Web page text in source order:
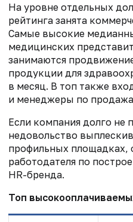
На уровне отдельных
рейтинга занята
Самые высокие
медицинских
занимаются
продукции для
в месяц. В топ также
и менеджеры по
Если компания долго не
недовольство
профильных площадках,
работодателя по
HR-бренда.
Топ